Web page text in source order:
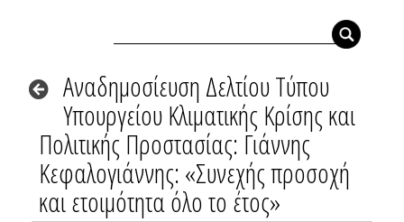
Αναδημοσίευση Δελτίου Τύπου
Υπουργείου Κλιματικής Κρίσης και
Πολιτικής Προστασίας: Γιάννης
Κεφαλογιάννης: «Συνεχής προσοχή
και ετοιμότητα όλο το έτος»